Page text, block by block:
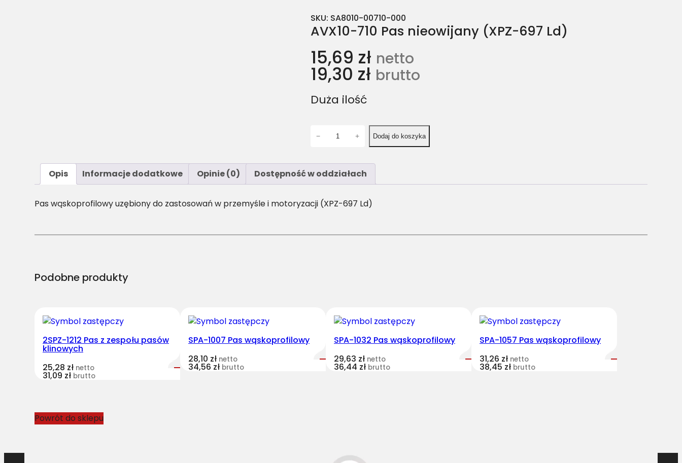
SKU: SA8010-00710-000
AVX10-710 Pas nieowijany (XPZ-697 Ld)
15,69 zł netto
19,30 zł brutto
Duża ilość
ś
ć
V
− + Dodaj do koszyka
Opis Informacje dodatkowe Opinie (0) Dostępność w oddziałach
Pas wąskoprofilowy uzębiony do zastosowań w przemyśle i motoryzacji (XPZ-697 Ld)
Podobne produkty
2SPZ-1212 Pas z zespołu pasów
klinowych
25,28 zł netto
31,09 zł brutto
SPA-1007 Pas wąskoprofilowy
28,10 zł netto
34,56 zł brutto
SPA-1032 Pas wąskoprofilowy
29,63 zł netto
36,44 zł brutto
SPA-1057 Pas wąskoprofilowy
31,26 zł netto
38,45 zł brutto
Powrót do sklepu